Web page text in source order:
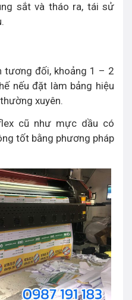
sắt và tháo ra, tái sử
tương đối, khoảng 1 – 2
nếu đặt làm bảng hiệu
xuyên.
cũ như mực dầu có
tốt bằng phương pháp